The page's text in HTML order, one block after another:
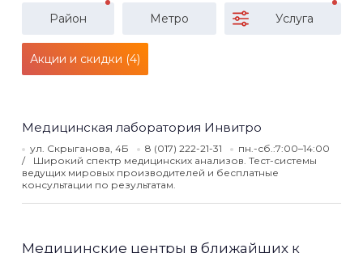
Район Метро Услуга
Акции и скидки (4)
Медицинская лаборатория Инвитро
ул. Скрыганова, 4Б 8 (017) 222-21-31
пн.-сб.:7:00–14:00
Широкий спектр медицинских анализов. Тест-системы
ведущих мировых производителей и бесплатные
консультации по результатам.
Медицинские центры в ближайших к